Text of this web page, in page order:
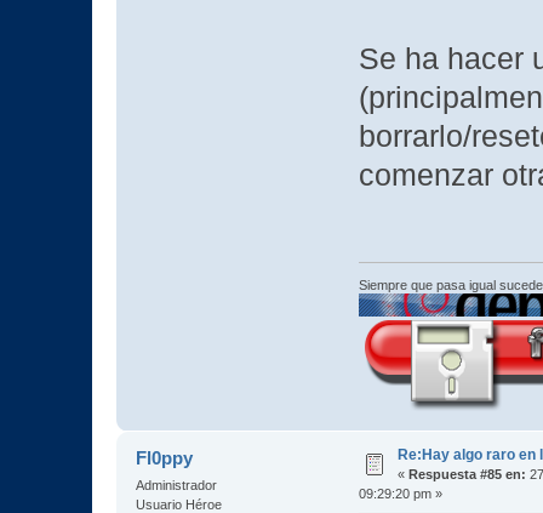
Se ha hacer
borrarlo/
comenzar
Siempre que pasa igual
Fl0ppy
Administrador
Usuario Héroe
Re:Hay algo raro en
« Respuesta #85 en:
09:29:20 pm »